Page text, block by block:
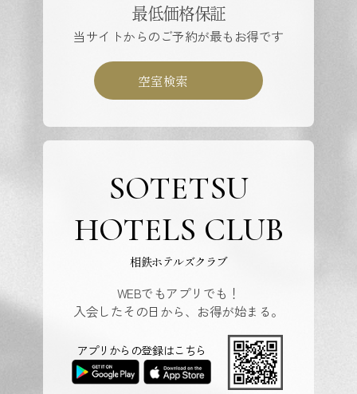
最低価格保証
当サイトからのご予約が最もお得です
空室検索
SOTETSU
HOTELS CLUB
相鉄ホテルズクラブ
WEBでもアプリでも！
入会したその日から、お得が始まる。
アプリからの登録はこちら